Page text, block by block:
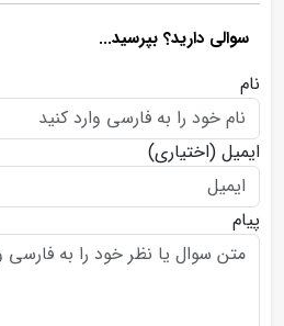
سوالی دارید؟ بپرسید...
نام
ایمیل (اختیاری)
پیام